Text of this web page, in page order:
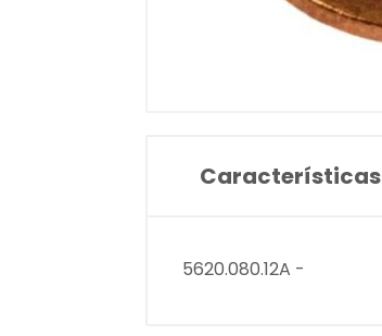
Características
5620.080.12A -